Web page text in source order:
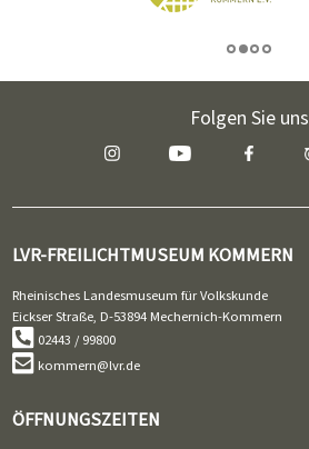
Folgen Sie uns
LVR-FREILICHTMUSEUM KOMMERN
Rheinisches Landesmuseum für Volkskunde
Eickser Straße, D-53894 Mechernich-Kommern
02443 / 99800
kommern@lvr.de
ÖFFNUNGSZEITEN